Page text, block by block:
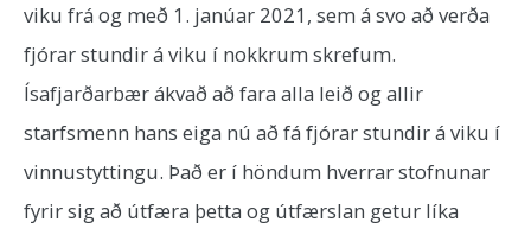
viku frá og með 1. janúar 2021, sem á svo að verða
fjórar stundir á viku í nokkrum skrefum.
Ísafjarðarbær ákvað að fara alla leið og allir
starfsmenn hans eiga nú að fá fjórar stundir á viku í
vinnustyttingu. Það er í höndum hverrar stofnunar
fyrir sig að útfæra þetta og útfærslan getur líka